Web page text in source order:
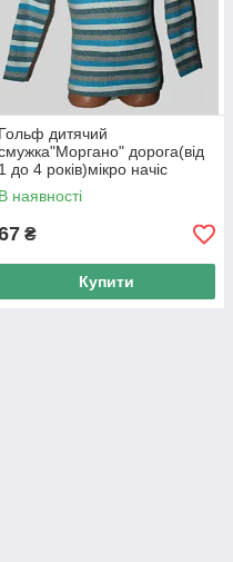
Гольф дитячий
дорога(від
1 до 4 років)мікро начіс
В наявності
₴
Купити